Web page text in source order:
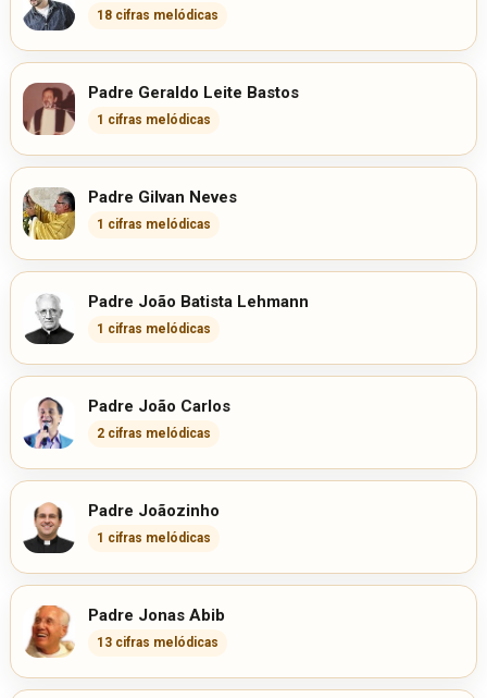
18 cifras melódicas
Padre Geraldo Leite Bastos
1 cifras melódicas
Padre Gilvan Neves
1 cifras melódicas
Padre João Batista Lehmann
1 cifras melódicas
Padre João Carlos
2 cifras melódicas
Padre Joãozinho
1 cifras melódicas
Padre Jonas Abib
13 cifras melódicas